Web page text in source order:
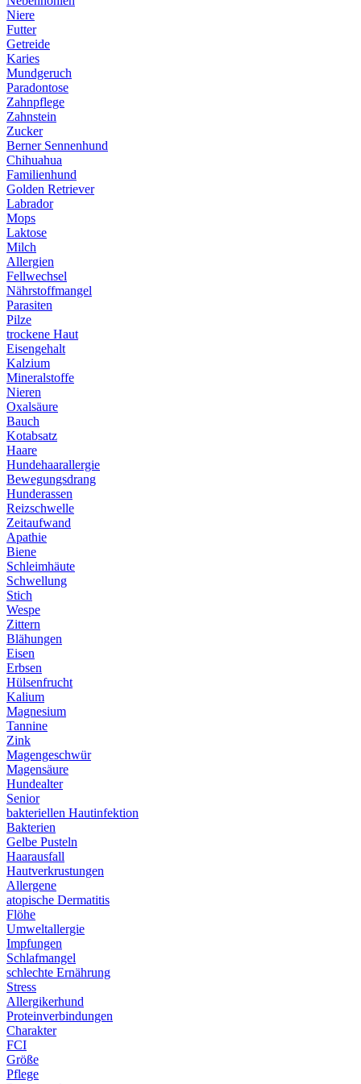
Niere
Futter
Getreide
Karies
Mundgeruch
Paradontose
Zahnpflege
Zahnstein
Zucker
Berner Sennenhund
Chihuahua
Familienhund
Golden Retriever
Labrador
Mops
Laktose
Milch
Allergien
Fellwechsel
Nährstoffmangel
Parasiten
Pilze
trockene Haut
Eisengehalt
Kalzium
Mineralstoffe
Nieren
Oxalsäure
Bauch
Kotabsatz
Haare
Hundehaarallergie
Bewegungsdrang
Hunderassen
Reizschwelle
Zeitaufwand
Apathie
Biene
Schleimhäute
Schwellung
Stich
Wespe
Zittern
Blähungen
Eisen
Erbsen
Hülsenfrucht
Kalium
Magnesium
Tannine
Zink
Magengeschwür
Magensäure
Hundealter
Senior
bakteriellen Hautinfektion
Bakterien
Gelbe Pusteln
Haarausfall
Hautverkrustungen
Allergene
atopische Dermatitis
Flöhe
Umweltallergie
Impfungen
Schlafmangel
schlechte Ernährung
Stress
Allergikerhund
Proteinverbindungen
Charakter
FCI
Größe
Pflege